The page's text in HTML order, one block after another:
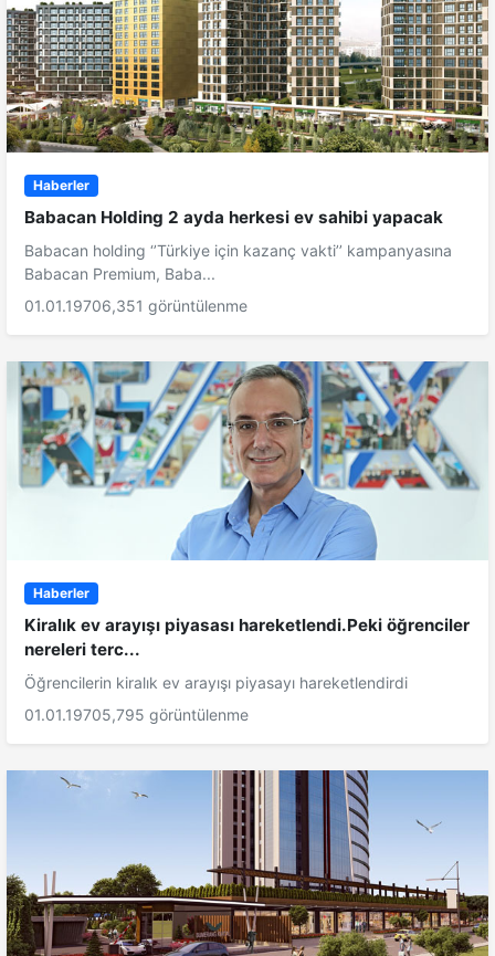
Haberler
Babacan Holding 2 ayda herkesi ev sahibi yapacak
Babacan holding ‘’Türkiye için kazanç vakti’’ kampanyasına
Babacan Premium, Baba...
01.01.19706,351 görüntülenme
Haberler
Kiralık ev arayışı piyasası hareketlendi.Peki öğrenciler
nereleri terc...
Öğrencilerin kiralık ev arayışı piyasayı hareketlendirdi
01.01.19705,795 görüntülenme